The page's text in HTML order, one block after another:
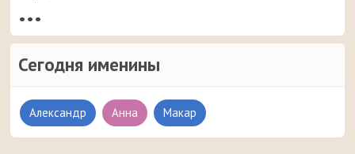
•••
Сегодня именины
Александр Анна Макар